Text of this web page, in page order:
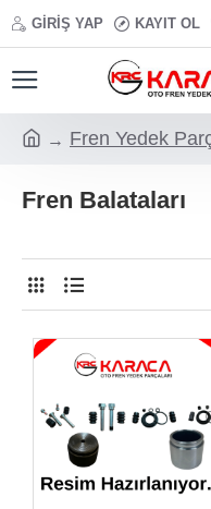
GIRIŞ YAP KAYIT OL
Fren Yedek
Fren Balataları